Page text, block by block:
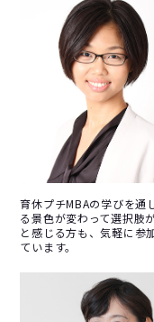
育休プチMBAの学びを通
る景色が変わって選択肢
と感じる方も、気軽に参
ています。